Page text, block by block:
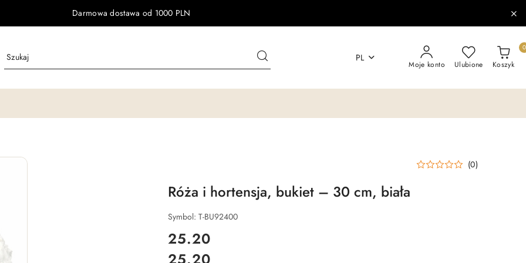
Darmowa dostawa od 1000 PLN
PL
Moje konto Ulubione Koszyk
0
(0)
Róża i hortensja, bukiet – 30 cm, biała
Symbol: T-BU92400
cena:
25.20
Cena: